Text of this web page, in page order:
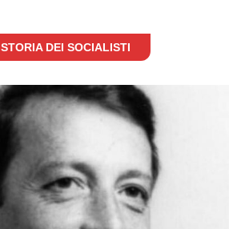
STORIA DEI SOCIALISTI